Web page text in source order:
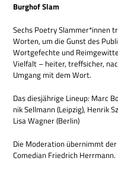
Burg­hof Slam
Sechs Poetry Slammer*innen
Wor­ten, um die Gunst des
Wort­ge­fechte und
Viel­falt – hei­ter, treff­si­cher,
Umgang mit dem Wort.
Das dies­jäh­rige Lin­eup: Marc
nik Sell­mann (Leip­zig), Hen­rik
Lisa Wag­ner (Ber­lin)
Die Mode­ra­tion über­nimmt
Come­dian Fried­rich Herrmann.